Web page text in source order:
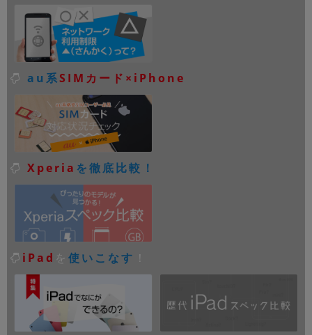
au系SIMカード×iPhone
Xperia を徹底比較！
iPad を 使いこなす ！